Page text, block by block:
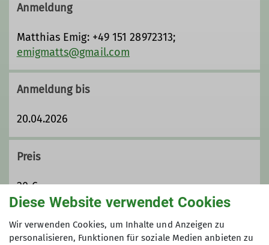
Anmeldung
Matthias Emig: +49 151 28972313;
emigmatts@gmail.com
Anmeldung bis
20.04.2026
Preis
20 €
Maximale Teilnehmeranzahl
Diese Website verwendet Cookies
Wir verwenden Cookies, um Inhalte und Anzeigen zu
personalisieren, Funktionen für soziale Medien anbieten zu